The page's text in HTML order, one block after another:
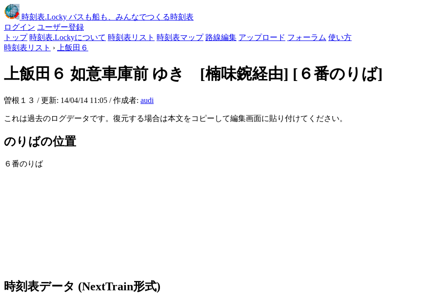
時刻表.Locky バスも船も、みんなでつくる時刻表
ログイン ユーザー登録
トップ 時刻表.Lockyについて 時刻表リスト 時刻表マップ 路線編集 アップロード フォーラム 使い方
時刻表リスト › 上飯田６
上飯田６ 如意車庫前 ゆき [楠味鋺経由] [６番のりば]
曽根１３ / 更新: 14/04/14 11:05 / 作成者: audi
これは過去のログデータです。復元する場合は本文をコピーして編集画面に貼り付けてください。
のりばの位置
６番のりば
時刻表データ (NextTrain形式)